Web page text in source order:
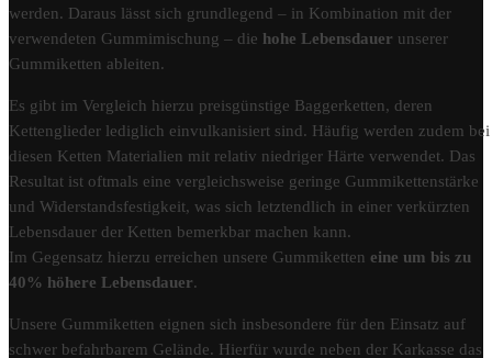
werden. Daraus lässt sich grundlegend – in Kombination mit der
verwendeten Gummimischung – die hohe Lebensdauer unserer
Gummiketten ableiten.
Es gibt im Vergleich hierzu preisgünstige Baggerketten, deren
Kettenglieder lediglich einvulkanisiert sind. Häufig werden zudem bei
diesen Ketten Materialien mit relativ niedriger Härte verwendet. Das
Resultat ist oftmals eine vergleichsweise geringe Gummikettenstärke
und Widerstandsfestigkeit, was sich letztendlich in einer verkürzten
Lebensdauer der Ketten bemerkbar machen kann.
Im Gegensatz hierzu erreichen unsere Gummiketten eine um bis zu
40% höhere Lebensdauer.
Unsere Gummiketten eignen sich insbesondere für den Einsatz auf
schwer befahrbarem Gelände. Hierfür wurde neben der Karkasse das